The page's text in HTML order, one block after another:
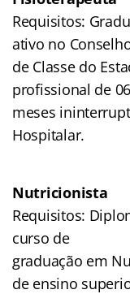
Requisitos:
ativo no
de Classe do
profissional de
meses
Hospitalar.
Nutricionista
Requisitos:
curso de
graduação em
de ensino